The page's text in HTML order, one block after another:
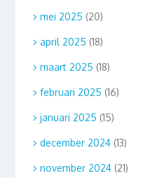
mei 2025 (20)
april 2025 (18)
maart 2025 (18)
februari 2025 (16)
januari 2025 (15)
december 2024(13)
november 2024(21)